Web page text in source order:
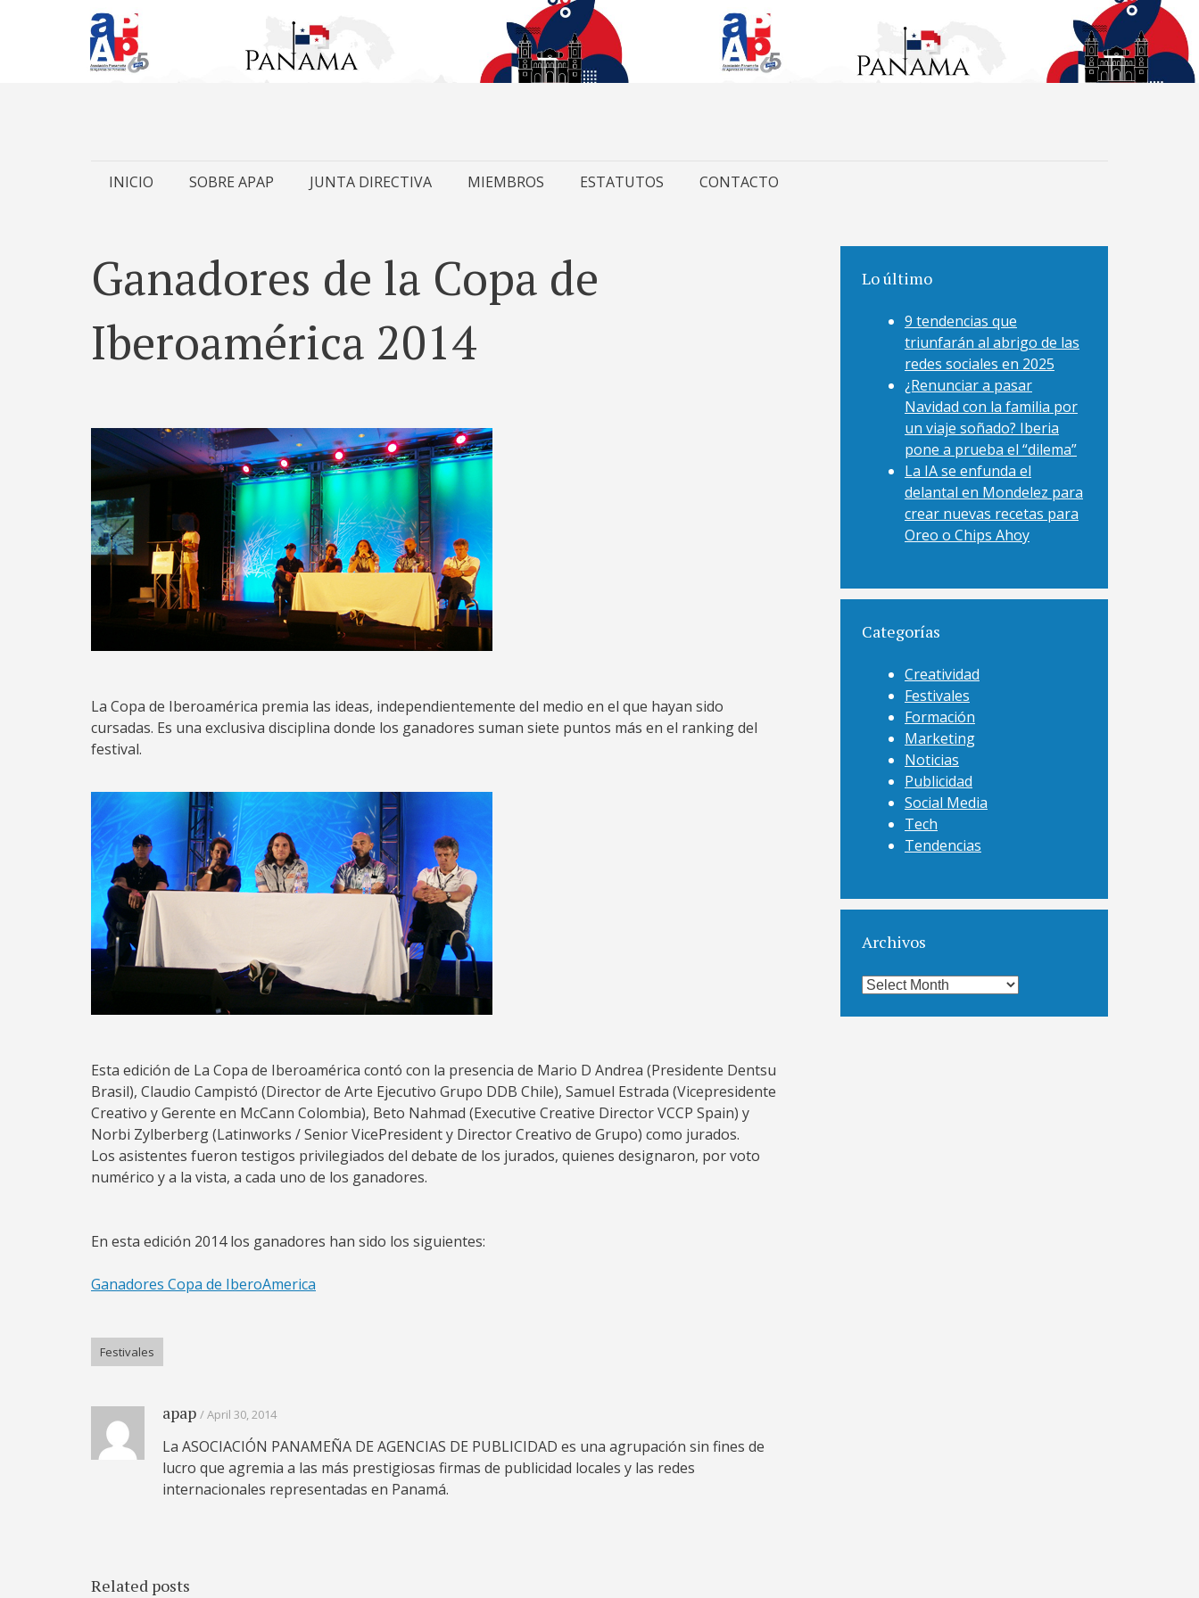
Skip
INICIO SOBRE APAP JUNTA DIRECTIVA MIEMBROS ESTATUTOS CONTACTO
Ganadores de la Copa de
Iberoamérica 2014
La Copa de Iberoamérica premia las ideas, independientemente del medio en el que hayan sido
cursadas. Es una exclusiva disciplina donde los ganadores suman siete puntos más en el ranking del
festival.
Esta edición de La Copa de Iberoamérica contó con la presencia de Mario D Andrea (Presidente Dentsu
Brasil), Claudio Campistó (Director de Arte Ejecutivo Grupo DDB Chile), Samuel Estrada (Vicepresidente
Creativo y Gerente en McCann Colombia), Beto Nahmad (Executive Creative Director VCCP Spain) y
Norbi Zylberberg (Latinworks / Senior VicePresident y Director Creativo de Grupo) como jurados.
Los asistentes fueron testigos privilegiados del debate de los jurados, quienes designaron, por voto
numérico y a la vista, a cada uno de los ganadores.
En esta edición 2014 los ganadores han sido los siguientes:
Ganadores Copa de IberoAmerica
Festivales
apap April 30, 2014
La ASOCIACIÓN PANAMEÑA DE AGENCIAS DE PUBLICIDAD es una agrupación sin fines de
lucro que agremia a las más prestigiosas firmas de publicidad locales y las redes
internacionales representadas en Panamá.
Related posts
Lo último
9 tendencias que
triunfarán al abrigo de las
redes sociales en 2025
¿Renunciar a pasar
Navidad con la familia por
un viaje soñado? Iberia
pone a prueba el “dilema”
La IA se enfunda el
delantal en Mondelez para
crear nuevas recetas para
Oreo o Chips Ahoy
Categorías
Creatividad
Festivales
Formación
Marketing
Noticias
Publicidad
Social Media
Tech
Tendencias
Archivos
Archivos